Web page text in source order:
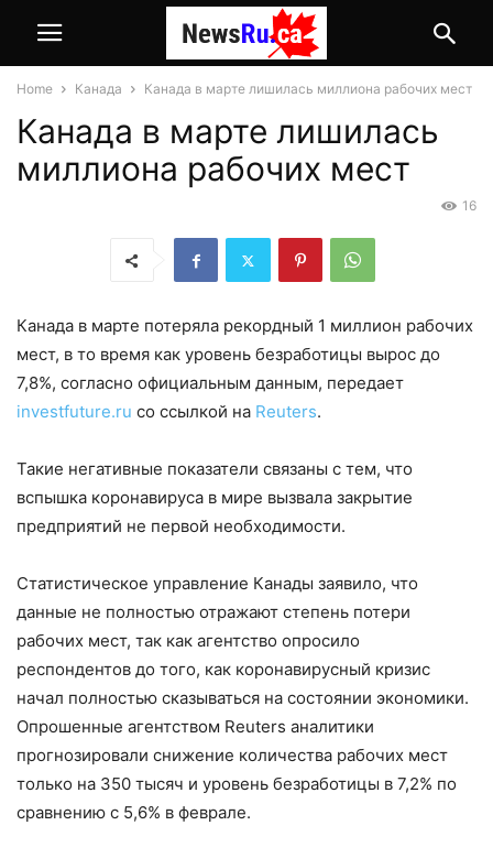
Home Канада Канада в марте лишилась миллиона рабочих мест
Канада в марте лишилась
миллиона рабочих мест
16
Канада в марте потеряла рекордный 1 миллион рабочих
мест, в то время как уровень безработицы вырос до
7,8%, согласно официальным данным, передает
investfuture.ru со ссылкой на Reuters.
Такие негативные показатели связаны с тем, что
вспышка коронавируса в мире вызвала закрытие
предприятий не первой необходимости.
Статистическое управление Канады заявило, что
данные не полностью отражают степень потери
рабочих мест, так как агентство опросило
респондентов до того, как коронавирусный кризис
начал полностью сказываться на состоянии экономики.
Опрошенные агентством Reuters аналитики
прогнозировали снижение количества рабочих мест
только на 350 тысяч и уровень безработицы в 7,2% по
сравнению с 5,6% в феврале.